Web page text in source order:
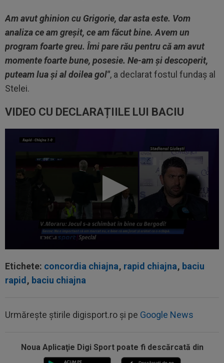
Am avut ghinion cu Grigorie, dar asta este. Vom
analiza ce am greșit, ce am făcut bine. Avem un
program foarte greu. Îmi pare rău pentru că am avut
momente foarte bune, posesie. Ne-am și descoperit,
puteam lua și al doilea gol", a declarat fostul fundaș al
Stelei.
VIDEO CU DECLARAȚIILE LUI BACIU
Etichete: concordia chiajna, rapid chiajna, baciu
rapid, baciu chiajna
Urmărește știrile digisport.ro și pe Google News
Noua Aplicaţie Digi Sport poate fi descărcată din